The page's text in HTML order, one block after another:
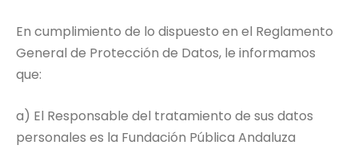
En cumplimiento de lo dispuesto en el Reglamento
General de Protección de Datos, le informamos
que:
a) El Responsable del tratamiento de sus datos
personales es la Fundación Pública Andaluza